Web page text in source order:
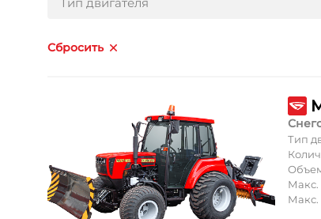
Сбросить
Тип
Макс.
Макс.